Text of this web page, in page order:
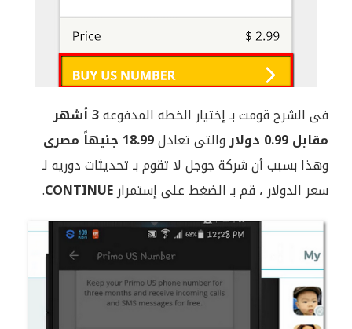
فى الشرح قومت بـ إختيار الخطه المدفوعه
3 أشهر
مقابل 0.99 دولار
والتى تعادل18.99 جنيهاً مصرى
وهذا بسبب أن شركة جوجل لا تقوم بـ تحديثات دوريه لـ
سعر الدولار ، قم بـ الضغط على إستمرارCONTINUE
.